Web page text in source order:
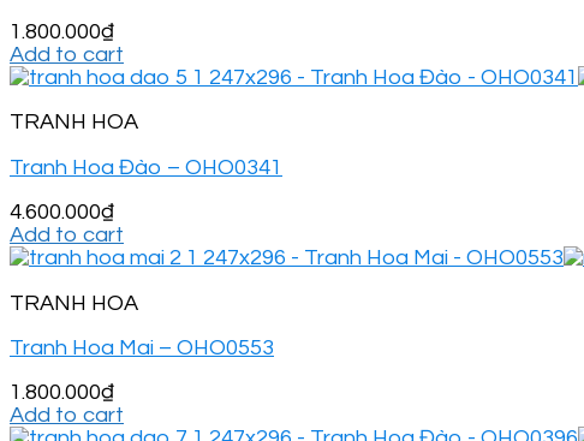
1.800.000₫
Add to cart
TRANH HOA
Tranh Hoa Đào – OHO0341
4.600.000₫
Add to cart
TRANH HOA
Tranh Hoa Mai – OHO0553
1.800.000₫
Add to cart